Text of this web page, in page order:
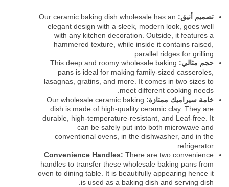
تصميم أنيق: Our ceramic baking dish wholesale has an
elegant design with a sleek, modern look, goes well
with any kitchen decoration. Outside, it features a
hammered texture, while inside it contains raised,
parallel ridges for grilling.
حجم مثالي: This deep and roomy wholesale baking
pans is ideal for making family-sized casseroles,
lasagnas, gratins, and more. It comes in two sizes to
meet different cooking needs.
خامة سيراميك ممتازة: Our wholesale ceramic baking
dish is made of high-quality ceramic clay. They are
durable, high-temperature-resistant, and Leaf-free. It
can be safely put into both microwave and
conventional ovens, in the dishwasher, and in the
refrigerator.
Convenience Handles: There are two convenience
handles to transfer these wholesale baking pans from
oven to dining table. It is beautifully appearing hence it
is used as a baking dish and serving dish.